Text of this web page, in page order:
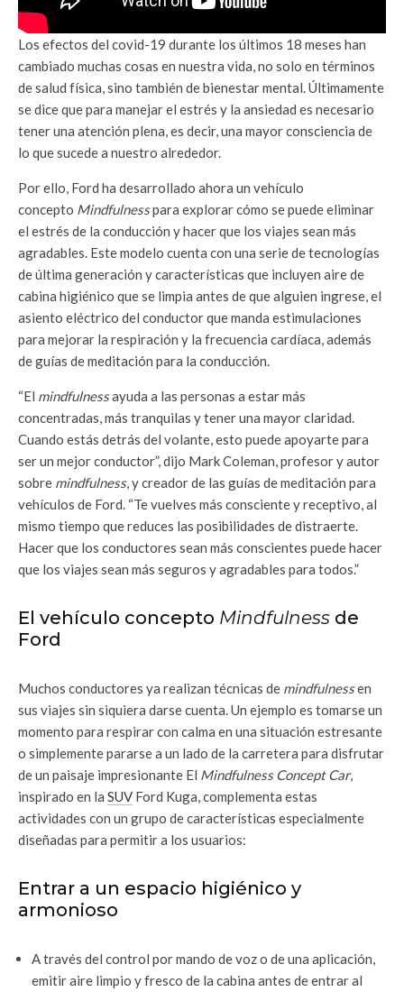
Los efectos del covid-19 durante los últimos 18 meses han
cambiado muchas cosas en nuestra vida, no solo en términos
de salud física, sino también de bienestar mental. Últimamente
se dice que para manejar el estrés y la ansiedad es necesario
tener una atención plena, es decir, una mayor consciencia de
lo que sucede a nuestro alrededor.
Por ello, Ford ha desarrollado ahora un vehículo
concepto Mindfulnesspara explorar cómo se puede eliminar
el estrés de la conducción y hacer que los viajes sean más
agradables. Este modelo cuenta con una serie de tecnologías
de última generación y características que incluyen aire de
cabina higiénico que se limpia antes de que alguien ingrese, el
asiento eléctrico del conductor que manda estimulaciones
para mejorar la respiración y la frecuencia cardíaca, además
de guías de meditación para la conducción.
“El mindfulnessayuda a las personas a estar más
concentradas, más tranquilas y tener una mayor claridad.
Cuando estás detrás del volante, esto puede apoyarte para
ser un mejor conductor”, dijo Mark Coleman, profesor y autor
sobre mindfulness, y creador de las guías de meditación para
vehículos de Ford. “Te vuelves más consciente y receptivo, al
mismo tiempo que reduces las posibilidades de distraerte.
Hacer que los conductores sean más conscientes puede hacer
que los viajes sean más seguros y agradables para todos.”
El vehículo concepto Mindfulness de
Ford
Muchos conductores ya realizan técnicas de mindfulnessen
sus viajes sin siquiera darse cuenta. Un ejemplo es tomarse un
momento para respirar con calma en una situación estresante
o simplemente pararse a un lado de la carretera para disfrutar
de un paisaje impresionante El Mindfulness Concept Car,
inspirado en la SUV Ford Kuga, complementa estas
actividades con un grupo de características especialmente
diseñadas para permitir a los usuarios:
Entrar a un espacio higiénico y
armonioso
A través del control por mando de voz o de una aplicación,
emitir aire limpio y fresco de la cabina antes de entrar al